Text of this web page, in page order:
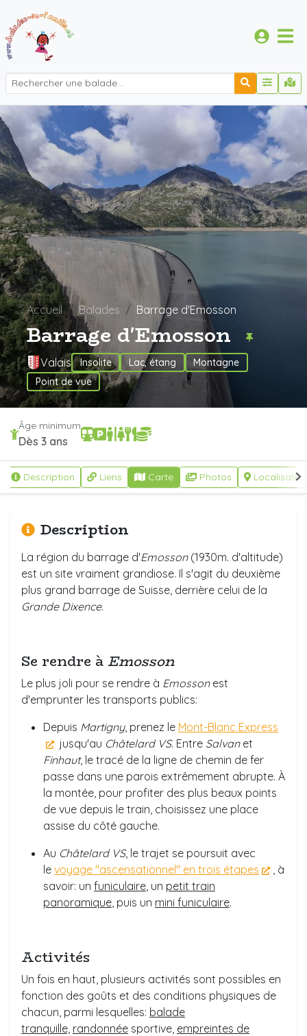
Accueil Balades Barrage d'Emosson
Barrage d'Emosson
Valais Insolite Lac, étang
Montagne
Point de vue
Âge minimum
Dès 3 ans
Description Liens Carte Photos
Description
La région du barrage d'Emosson(1930m. d'altitude)
est un site vraiment grandiose. Il s'agit du deuxième
plus grand barrage de Suisse, derrière celui de la
Grande Dixence.
Se rendre àEmosson
Le plus joli pour se rendre à Emossonest
d'emprunter les transports publics:
Depuis Martigny, prenez le Mont-Blanc Express
jusqu'au Châtelard VS. Entre Salvan et
Finhaut, le tracé de la ligne de chemin de fer
passe dans une parois extrêmement abrupte. À
la montée, pour profiter des plus beaux points
de vue depuis le train, choisissez une place
assise du côté gauche.
Au Châtelard VS, le trajet se poursuit avec
le voyage "ascensationnel" en trois étapes
, à
savoir: un funiculaire, un petit train
panoramique, puis un mini funiculaire.
Activités
Un fois en haut, plusieurs activités sont possibles en
fonction des goûts et des conditions physiques de
chacun, parmi lesquelles: balade
tranquille, randonnée sportive, empreintes de